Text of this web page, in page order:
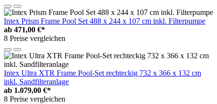
Intex Prism Frame Pool Set 488 x 244 x 107 cm inkl. Filterpumpe
ab 471,00 €*
8 Preise vergleichen
Intex Ultra XTR Frame Pool-Set rechteckig 732 x 366 x 132 cm
inkl. Sandfilteranlage
ab 1.079,00 €*
8 Preise vergleichen